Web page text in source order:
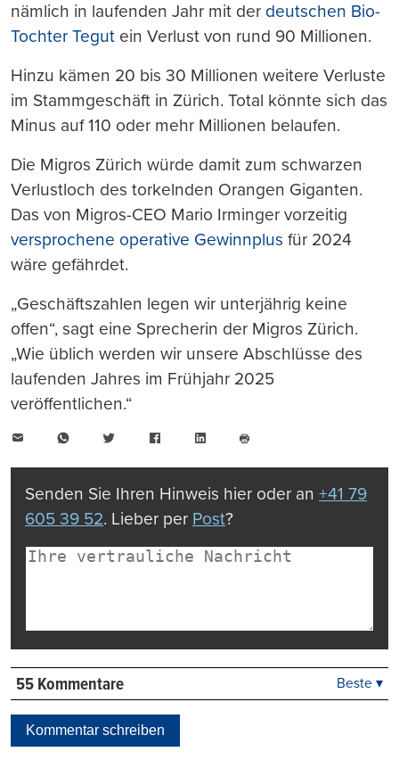
nämlich in laufenden Jahr mit der deutschen Bio-
Tochter Tegut ein Verlust von rund 90 Millionen.
Hinzu kämen 20 bis 30 Millionen weitere Verluste
im Stammgeschäft in Zürich. Total könnte sich das
Minus auf 110 oder mehr Millionen belaufen.
Die Migros Zürich würde damit zum schwarzen
Verlustloch des torkelnden Orangen Giganten.
Das von Migros-CEO Mario Irminger vorzeitig
versprochene operative Gewinnplus für 2024
wäre gefährdet.
„Geschäftszahlen legen wir unterjährig keine
offen“, sagt eine Sprecherin der Migros Zürich.
„Wie üblich werden wir unsere Abschlüsse des
laufenden Jahres im Frühjahr 2025
veröffentlichen.“
WhatsAppTwitter FacebookLinkedIn
drucken
Senden Sie Ihren Hinweis hier oder an +41 79
605 39 52. Lieber per Post?
55 Kommentare Beste ▾
Kommentar schreiben